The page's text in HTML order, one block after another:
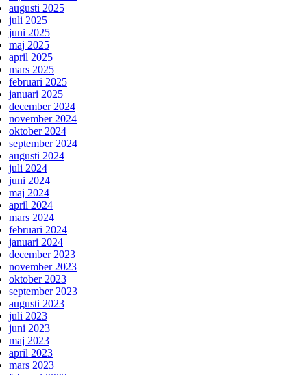
augusti 2025
juli 2025
juni 2025
maj 2025
april 2025
mars 2025
februari 2025
januari 2025
december 2024
november 2024
oktober 2024
september 2024
augusti 2024
juli 2024
juni 2024
maj 2024
april 2024
mars 2024
februari 2024
januari 2024
december 2023
november 2023
oktober 2023
september 2023
augusti 2023
juli 2023
juni 2023
maj 2023
april 2023
mars 2023